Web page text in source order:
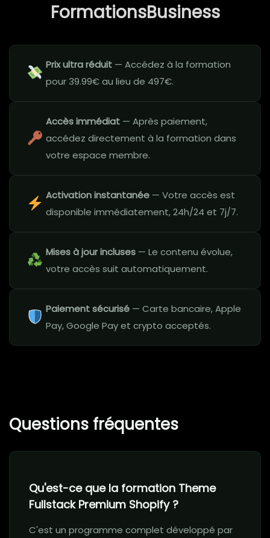
FormationsBusiness
Prix ultra réduit — Accédez à la formation
pour 39.99€ au lieu de 497€.
Accès immédiat — Après paiement,
accédez directement à la formation dans
votre espace membre.
Activation instantanée — Votre accès est
disponible immédiatement, 24h/24 et 7j/7.
Mises à jour incluses — Le contenu évolue,
votre accès suit automatiquement.
Paiement sécurisé — Carte bancaire, Apple
Pay, Google Pay et crypto acceptés.
Questions fréquentes
Qu'est-ce que la formation Theme
Fullstack Premium Shopify ?
C'est un programme complet développé par